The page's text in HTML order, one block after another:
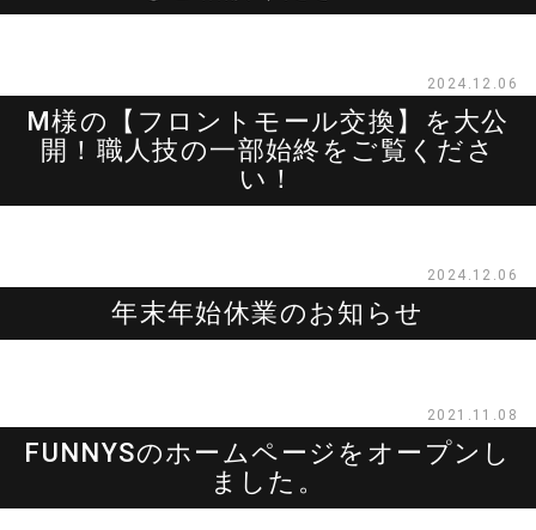
2024.12.06
M様の【フロントモール交換】を大公
開！職人技の一部始終をご覧くださ
い！
2024.12.06
年末年始休業のお知らせ
2021.11.08
FUNNYSのホームページをオープンし
ました。